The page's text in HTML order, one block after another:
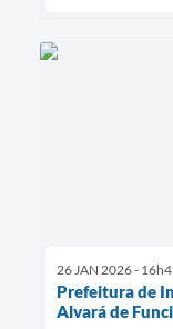
26 JAN 2026 -
Prefeitura de
Alvará de